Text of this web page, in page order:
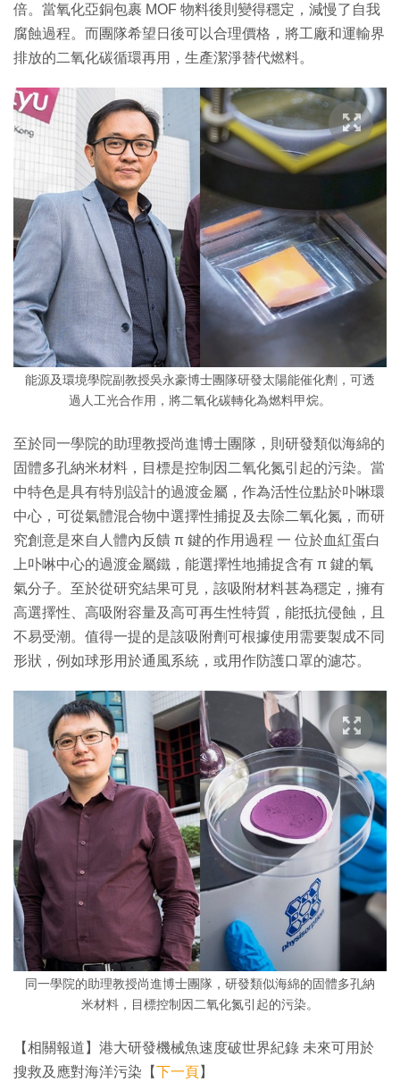
倍。當氧化亞銅包裹 MOF 物料後則變得穩定，減慢了自我
腐蝕過程。而團隊希望日後可以合理價格，將工廠和運輸界
排放的二氧化碳循環再用，生產潔淨替代燃料。
能源及環境學院副教授吳永豪博士團隊研發太陽能催化劑，可透
過人工光合作用，將二氧化碳轉化為燃料甲烷。
至於同一學院的助理教授尚進博士團隊，則研發類似海綿的
固體多孔納米材料，目標是控制因二氧化氮引起的污染。當
中特色是具有特別設計的過渡金屬，作為活性位點於卟啉環
中心，可從氣體混合物中選擇性捕捉及去除二氧化氮，而研
究創意是來自人體內反饋 π 鍵的作用過程 一 位於血紅蛋白
上卟啉中心的過渡金屬鐵，能選擇性地捕捉含有 π 鍵的氧
氣分子。至於從研究結果可見，該吸附材料甚為穩定，擁有
高選擇性、高吸附容量及高可再生性特質，能抵抗侵蝕，且
不易受潮。值得一提的是該吸附劑可根據使用需要製成不同
形狀，例如球形用於通風系統，或用作防護口罩的濾芯。
同一學院的助理教授尚進博士團隊，研發類似海綿的固體多孔納
米材料，目標控制因二氧化氮引起的污染。
【相關報道】港大研發機械魚速度破世界紀錄 未來可用於
搜救及應對海洋污染【下一頁】